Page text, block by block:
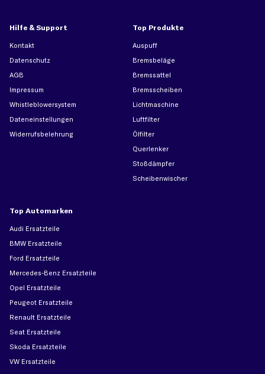
Hilfe & Support
Kontakt
Datenschutz
AGB
Impressum
Whistleblowersystem
Dateneinstellungen
Widerrufsbelehrung
Top Produkte
Auspuff
Bremsbeläge
Bremssattel
Bremsscheiben
Lichtmaschine
Luftfilter
Ölfilter
Querlenker
Stoßdämpfer
Scheibenwischer
Top Automarken
Audi Ersatzteile
BMW Ersatzteile
Ford Ersatzteile
Mercedes-Benz Ersatzteile
Opel Ersatzteile
Peugeot Ersatzteile
Renault Ersatzteile
Seat Ersatzteile
Skoda Ersatzteile
VW Ersatzteile